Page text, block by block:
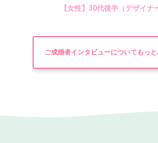
【女性】30代後半（デザイナ
ご成婚者インタビューについてもっと